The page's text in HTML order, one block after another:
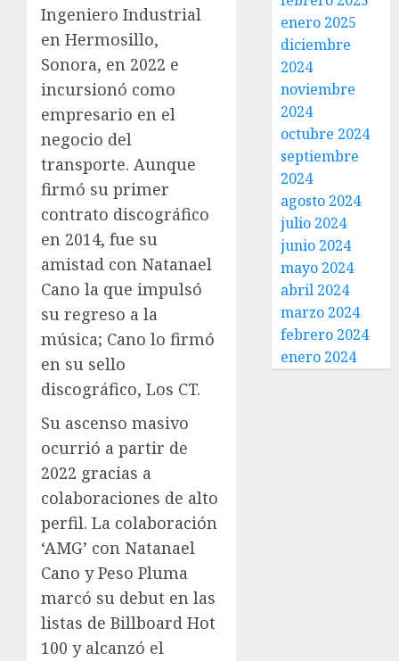
Ingeniero Industrial
en Hermosillo,
Sonora, en 2022 e
incursionó como
empresario en el
negocio del
transporte. Aunque
firmó su primer
contrato discográfico
en 2014, fue su
amistad con Natanael
Cano la que impulsó
su regreso a la
música; Cano lo firmó
en su sello
discográfico, Los CT.
Su ascenso masivo
ocurrió a partir de
2022 gracias a
colaboraciones de alto
perfil. La colaboración
‘AMG’ con Natanael
Cano y Peso Pluma
marcó su debut en las
listas de Billboard Hot
100 y alcanzó el
enero 2025
diciembre
2024
noviembre
2024
octubre 2024
septiembre
2024
agosto 2024
julio 2024
junio 2024
mayo 2024
abril 2024
marzo 2024
febrero 2024
enero 2024